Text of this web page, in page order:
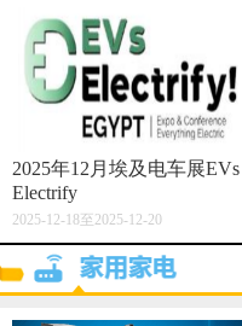
2025年12月埃及电车展EVs
Electrify
2025-12-18至2025-12-20